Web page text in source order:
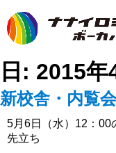
日: 2015年
新校舎・内覧
5月6日（水）12：00
先立ち